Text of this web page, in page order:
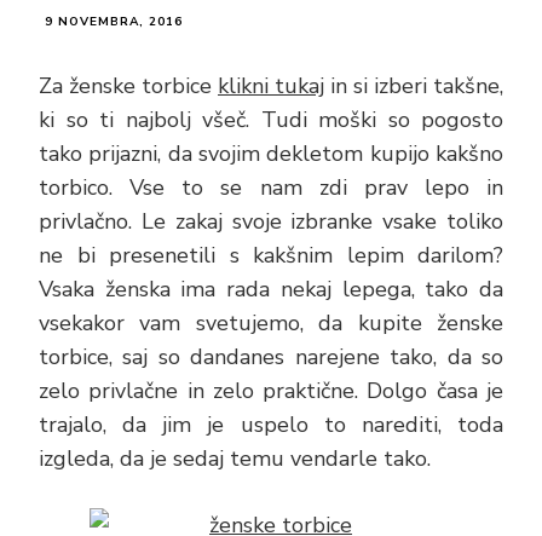
9 NOVEMBRA, 2016
Za ženske torbice klikni tukaj in si izberi takšne,
ki so ti najbolj všeč. Tudi moški so pogosto
tako prijazni, da svojim dekletom kupijo kakšno
torbico. Vse to se nam zdi prav lepo in
privlačno. Le zakaj svoje izbranke vsake toliko
ne bi presenetili s kakšnim lepim darilom?
Vsaka ženska ima rada nekaj lepega, tako da
vsekakor vam svetujemo, da kupite ženske
torbice, saj so dandanes narejene tako, da so
zelo privlačne in zelo praktične. Dolgo časa je
trajalo, da jim je uspelo to narediti, toda
izgleda, da je sedaj temu vendarle tako.